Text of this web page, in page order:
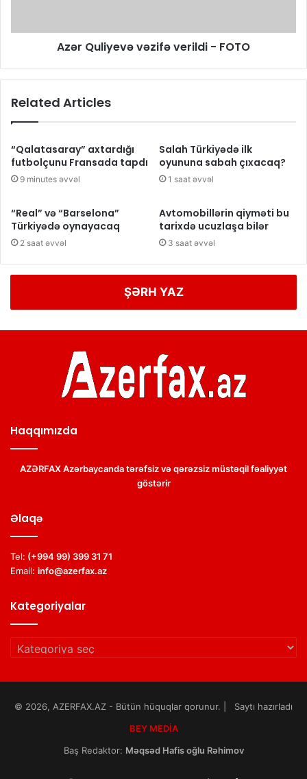
Azər Quliyevə vəzifə verildi - FOTO
Related Articles
“Qalatasaray” axtardığı
futbolçunu Fransada tapdı
9 minutes əvvəl
Salah Türkiyədə ilk
oyununa sabah çıxacaq?
1 saat əvvəl
“Real” və “Barselona”
Türkiyədə oynayacaq
2 saat əvvəl
Avtomobillərin qiyməti bu
tarixdə ucuzlaşa bilər
3 saat əvvəl
ŞƏRH YAZ
Haqqımızda
AZƏRFAX Azərbaycanda tərəfsiz və qərəzsiz müstəqil fəaliyyət
göstərir
Əlaqə
Tel: (+994 99) 399 31 71
Email: info@azerfax.az
Kategoriyalar
Kategoriyalar
© 2026, AZERFAX.AZ - Bütün hüquqlar qorunur. | Saytı hazırladı
BEY MEDİA
Baş Redaktor: Məqsəd Hafis oğlu Rəhimov